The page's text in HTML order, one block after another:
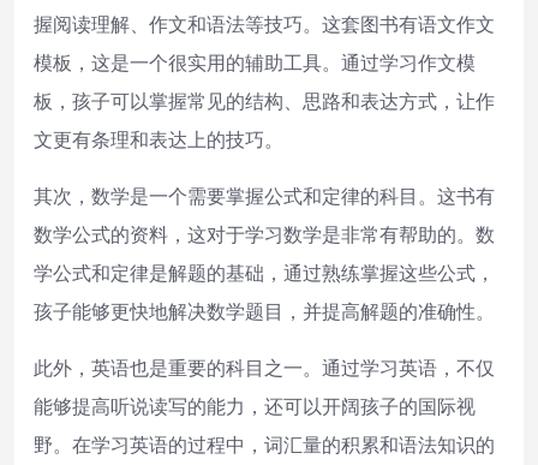
握阅读理解、作文和语法等技巧。这套图书有语文作文
模板，这是一个很实用的辅助工具。通过学习作文模
板，孩子可以掌握常见的结构、思路和表达方式，让作
文更有条理和表达上的技巧。
其次，数学是一个需要掌握公式和定律的科目。这书有
数学公式的资料，这对于学习数学是非常有帮助的。数
学公式和定律是解题的基础，通过熟练掌握这些公式，
孩子能够更快地解决数学题目，并提高解题的准确性。
此外，英语也是重要的科目之一。通过学习英语，不仅
能够提高听说读写的能力，还可以开阔孩子的国际视
野。在学习英语的过程中，词汇量的积累和语法知识的